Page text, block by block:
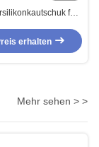
für
erhalten
Mehr sehen > >